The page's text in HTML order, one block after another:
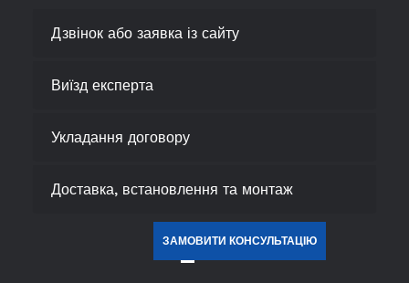
Дзвінок або заявка із сайту
Виїзд експерта
Укладання договору
Доставка, встановлення та монтаж
ЗАМОВИТИ КОНСУЛЬТАЦІЮ